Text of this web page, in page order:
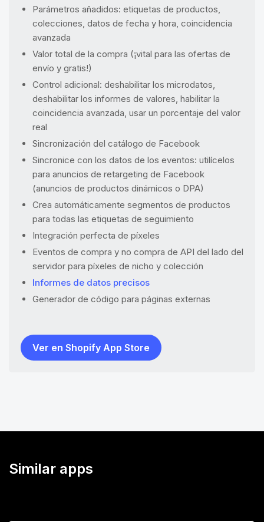
Parámetros añadidos: etiquetas de productos,
colecciones, datos de fecha y hora, coincidencia
avanzada
Valor total de la compra (¡vital para las ofertas de
envío y gratis!)
Control adicional: deshabilitar los microdatos,
deshabilitar los informes de valores, habilitar la
coincidencia avanzada, usar un porcentaje del valor
real
Sincronización del catálogo de Facebook
Sincronice con los datos de los eventos: utilícelos
para anuncios de retargeting de Facebook
(anuncios de productos dinámicos o DPA)
Crea automáticamente segmentos de productos
para todas las etiquetas de seguimiento
Integración perfecta de píxeles
Eventos de compra y no compra de API del lado del
servidor para píxeles de nicho y colección
Informes de datos precisos
Generador de código para páginas externas
Ver en Shopify App Store
Similar apps